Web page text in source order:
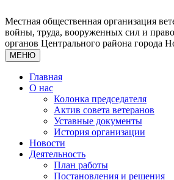
Местная общественная организация
войны, труда, вооруженных сил и
органов Центрального района города
МЕНЮ
Главная
О нас
Колонка председателя
Актив совета ветеранов
Уставные документы
История организации
Новости
Деятельность
План работы
Постановления и решения